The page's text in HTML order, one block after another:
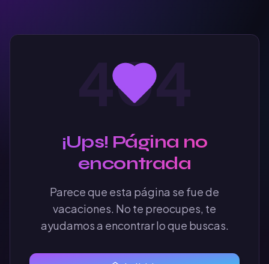
404
¡Ups! Página no
encontrada
Parece que esta página se fue de
vacaciones. No te preocupes, te
ayudamos a encontrar lo que buscas.